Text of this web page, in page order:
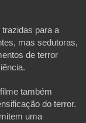
para a
mas sedutoras,
de terror
também
do terror.
uma